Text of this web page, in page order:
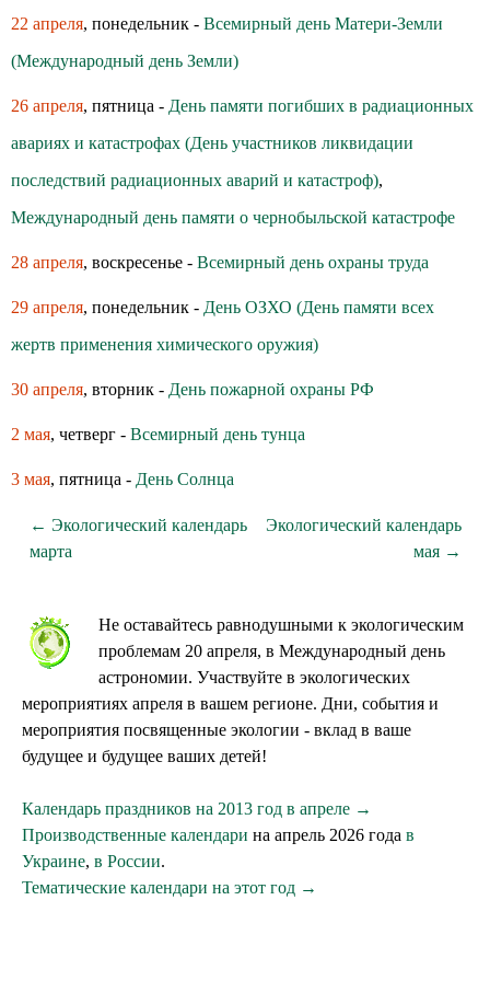
22 апреля, понедельник - Всемирный день Матери-Земли
(Международный день Земли)
26 апреля, пятница - День памяти погибших в радиационных
авариях и катастрофах (День участников ликвидации
последствий радиационных аварий и катастроф),
Международный день памяти о чернобыльской катастрофе
28 апреля, воскресенье - Всемирный день охраны труда
29 апреля, понедельник - День ОЗХО (День памяти всех
жертв применения химического оружия)
30 апреля, вторник - День пожарной охраны РФ
2 мая, четверг - Всемирный день тунца
3 мая, пятница - День Солнца
← Экологический календарь
марта
Экологический календарь
мая →
Не оставайтесь равнодушными к экологическим
проблемам 20 апреля, в Международный день
астрономии. Участвуйте в экологических
мероприятиях апреля в вашем регионе. Дни, события и
мероприятия посвященные экологии - вклад в ваше
будущее и будущее ваших детей!
Календарь праздников на 2013 год в апреле →
Производственные календари на апрель 2026 года в
Украине, в России.
Тематические календари на этот год →